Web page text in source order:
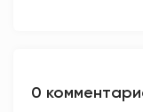
0